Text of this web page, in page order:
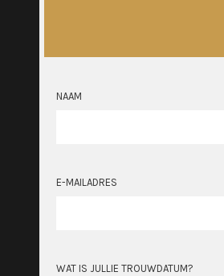
NAAM
E-MAILADRES
WAT IS JULLIE TROUWDATUM?